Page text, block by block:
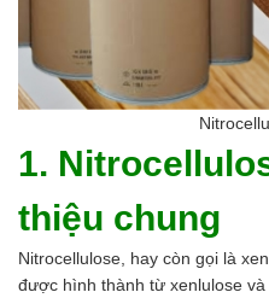
Hấp thụ khí độc Yucca
HÓA CHẤT XỬ LÝ NƯỚC
Xử lý nước hồ bơi
Xử lý nước thải
Xử lý nước khác
DUNG MÔI CÔNG NGHIỆP
Pha sơn nước
1.
thiệu chung
Nitrocellulose, hay còn gọi là
được hình thành từ xenlulose